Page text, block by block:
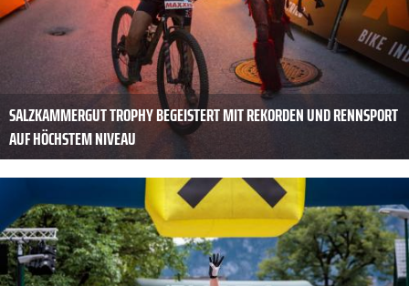
SALZKAMMERGUT TROPHY BEGEISTERT MIT REKORDEN UND RENNSPORT
AUF HÖCHSTEM NIVEAU